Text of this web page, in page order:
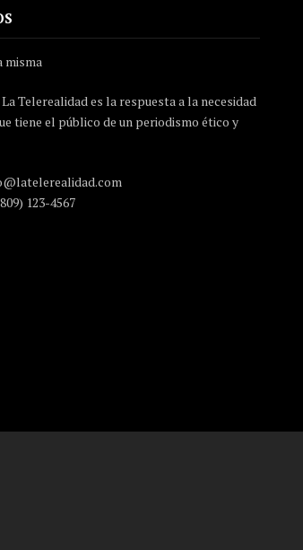
misma
Telerealidad es la respuesta a la necesidad
tiene el público de un periodismo ético y
123-4567